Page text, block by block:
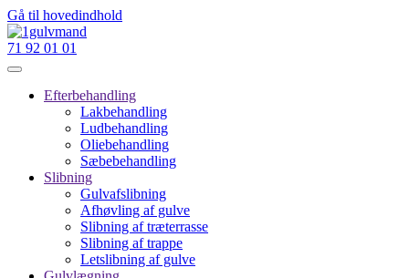
Gå til hovedindhold
71 92 01 01
Efterbehandling
Lakbehandling
Ludbehandling
Oliebehandling
Sæbebehandling
Slibning
Gulvafslibning
Afhøvling af gulve
Slibning af træterrasse
Slibning af trappe
Letslibning af gulve